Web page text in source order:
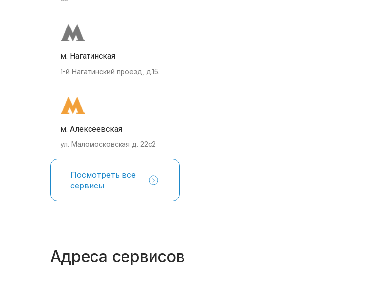
м. Нагатинская
1-й Нагатинский проезд, д.15.
м. Алексеевская
ул. Маломосковская д. 22с2
Посмотреть все
сервисы
Адреса сервисов